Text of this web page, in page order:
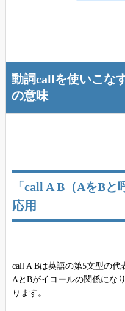
動詞callを使いこな
の意味
「call A B（AをB
応用
call A Bは英語の第5文型の代
AとBがイコールの関係にな
ります。